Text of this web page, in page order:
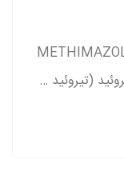
داروی متی مازول برای درمان پرکاری تیروئید (تیروئید بیش از حد فعال) (Hyperthyroidism) به کار می‌رود.